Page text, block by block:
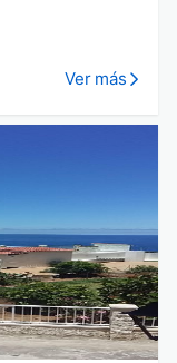
Ver más